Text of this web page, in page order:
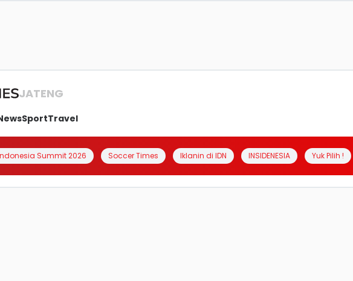
JATENG
SportTravel
Summit 2026 Soccer Times Iklanin di IDN INSIDENESIA Yuk Pilih !